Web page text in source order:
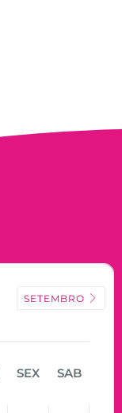
SETEMBRO
SEX SAB